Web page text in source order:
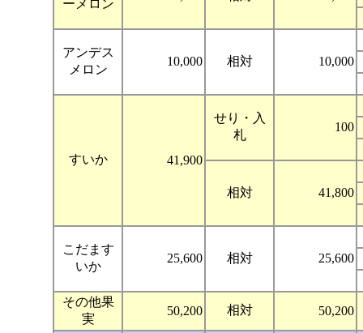
ーメロン
アンデス
メロン
10,000 相対 10,000
すいか 41,900
せり・入
札
100
相対 41,800
こだます
いか
25,600 相対 25,600
その他果
実
50,200 相対 50,200